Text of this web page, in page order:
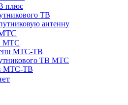
плюс
ТВ
антенну
МТС
МТС-ТВ
ТВ МТС
МТС-ТВ